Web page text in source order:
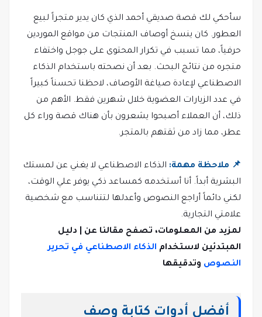
سأحكي لك قصة صديقي أحمد الذي كان يدير متجراً لبيع
العطور. كان ينسخ أوصاف المنتجات من مواقع الموردين
حرفياً، مما تسبب في تكرار المحتوى على جوجل واختفاء
متجره من نتائج البحث. بعد أن نصحته باستخدام الذكاء
الاصطناعي لإعادة صياغة الأوصاف، لاحظنا تحسناً كبيراً
في عدد الزيارات العضوية خلال شهرين فقط. الأهم من
ذلك، أن العملاء أصبحوا يشعرون بأن هناك قصة وراء كل
عطر، مما زاد من ثقتهم بالمتجر.
📌 ملاحظة مهمة: الذكاء الاصطناعي لا يغني عن لمستك
البشرية أبداً. أنا أستخدمه كمساعد ذكي يوفر علي الوقت،
لكني دائماً أراجع النصوص وأعدلها لتتناسب مع شخصية
علامتي التجارية.
لمزيد من المعلومات، تصفح مقالنا عن | دليل
المبتدئين لاستخدام الذكاء الاصطناعي في تحرير
النصوص وتدقيقها
أفضل أدوات كتابة وصف